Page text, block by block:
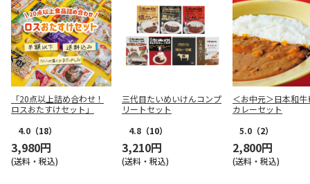
「20点以上詰め合わせ！
ロスおたすけセット」
4.0 （18）
3,980円
(送料・税込)
三代目たいめいけんコンプ
リートセット
4.8 （10）
3,210円
(送料・税込)
＜お中元＞日本和牛
カレーセット
5.0 （2）
2,800円
(送料・税込)